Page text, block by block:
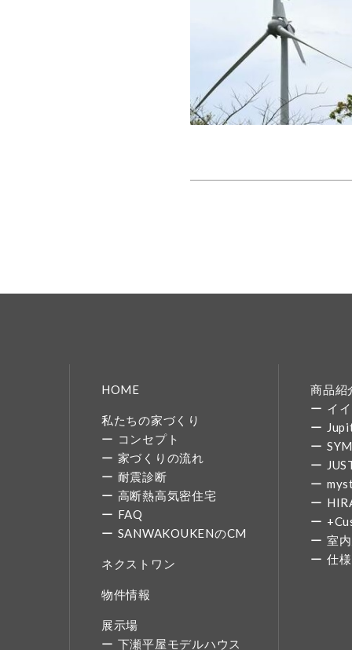
HOME
私たちの家づくり
コンセプト
家づくりの流れ
耐震診断
高断熱高気密住宅
FAQ
SANWAKOUKENのCM
ネクストワン
物件情報
展示場
下瀬平屋モデルハウス
商品紹
イ
室
仕様